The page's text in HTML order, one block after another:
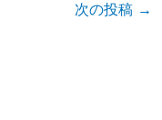
次の投稿 →